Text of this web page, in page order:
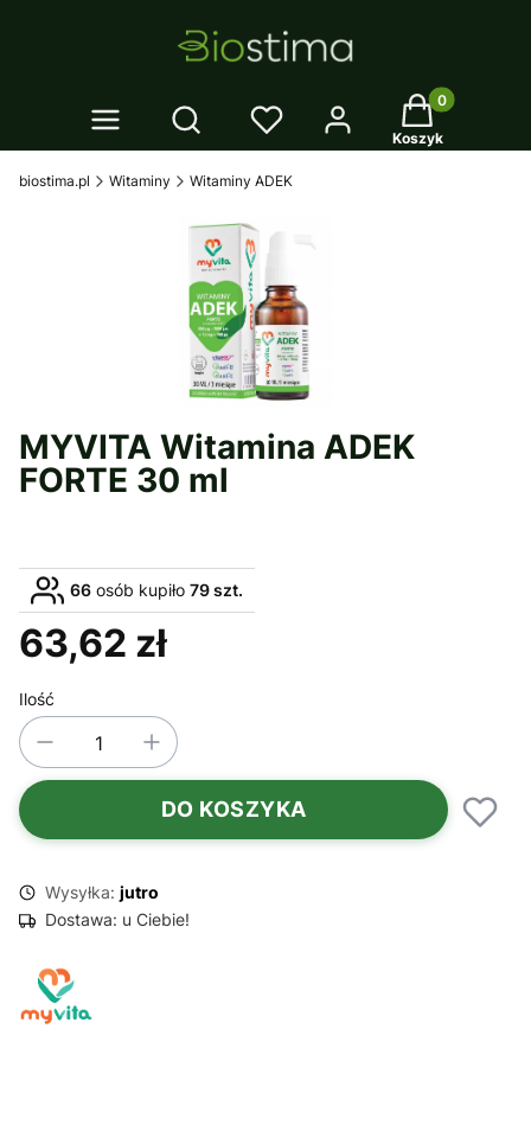
Otwórz wyszukiwarkę Twój koszyk:
Koszyk
biostima.pl Witaminy Witaminy ADEK
MYVITA Witamina ADEK
FORTE 30 ml
66 osób kupiło 79 szt.
Cena
63,62 zł
Ilość
DO KOSZYKA
Wysyłka: jutro
Dostawa: u Ciebie!